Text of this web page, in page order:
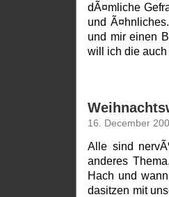
dÃ¤mliche
und
und mir einen
will ich die
16. December
Alle sind
anderes
Hach und
dasitzen mit